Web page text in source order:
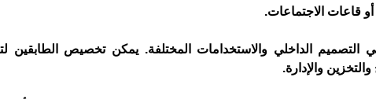
قاعات الاجتماعات.
التصميم الداخلي والاستخدامات المختلفة. يمكن تخصيص الطابقين
والإدارة.